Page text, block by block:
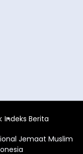
Indeks Berita
Jemaat Muslim